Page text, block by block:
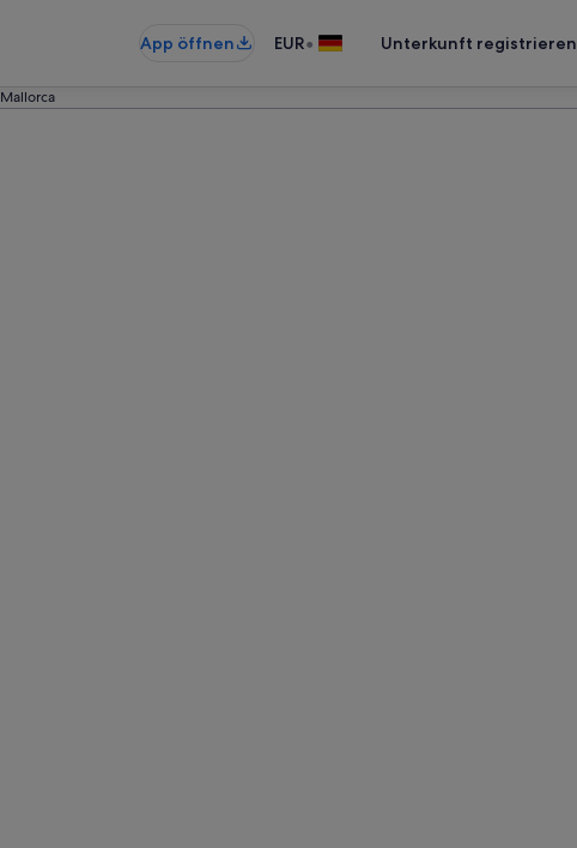
App öffnen EUR• Unterkunft registrieren